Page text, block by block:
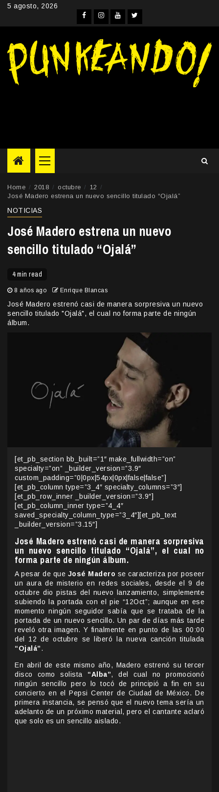
Skip5 agosto, 2026
Facebook
Instagram
YouTube
Twitter
Primary
Menu
Home 2018 octubre
12
José Madero estrena un nuevo sencillo titulado “Ojalá”
NOTICIAS
José Madero estrena un nuevo
sencillo titulado “Ojalá”
4 min read
8 años ago Enrique Blancas
José Madero estrenó casi de manera sorpresiva un nuevo
sencillo titulado "Ojalá", el cual no forma parte de ningún
álbum.
[et_pb_section bb_built=”1″ make_fullwidth=”on”
specialty=”on” _builder_version=”3.9″
custom_padding=”0|0px|54px|0px|false|false”]
[et_pb_column type=”3_4″ specialty_columns=”3″]
[et_pb_row_inner _builder_version=”3.9″]
[et_pb_column_inner type=”4_4″
saved_specialty_column_type=”3_4″][et_pb_text
_builder_version=”3.15″]
José Madero estrenó casi de manera sorpresiva
un nuevo sencillo titulado “Ojalá”, el cual no
forma parte de ningún álbum.
A pesar de que José Madero se caracteriza por poseer
un aura de misterio en redes sociales, desde el 9 de
octubre dio pistas del nuevo lanzamiento, simplemente
subiendo la portada con el pie “12Oct”; aunque en ese
momento ningún seguidor sabía que se trataba de la
portada de un nuevo sencillo. Un par de días más tarde
reveló otra imagen. Y finalmente en punto de las 00:00
del 12 de octubre se liberó la nueva canción titulada
“Ojalá”.
En abril de este mismo año, Madero estrenó su tercer
disco como solista “Alba”, del cual no promocionó
ningún sencillo pero lo tocó de principió a fin en su
concierto en el Pepsi Center de Ciudad de México. De
primera instancia, se pensó que el nuevo tema sería un
adelanto de un próximo material, pero el cantante aclaró
que solo es un sencillo aislado.